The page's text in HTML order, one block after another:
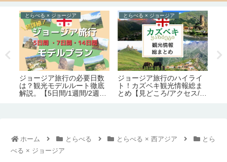
とらべる × ジョージア
ジョージア旅行の必要日数
は？観光モデルルート徹底
解説。【5日間/1週間/2週
とらべる × ジョージア
ジョージア旅行のハイライ
ト！カズベキ観光情報総ま
とめ【見どころ/アクセス/必
ホーム とらべる とらべる × 西アジア
とら
べる × ジョージア